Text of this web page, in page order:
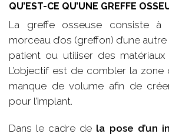
QU’EST-CE QU’UNE GREFFE
La greffe osseuse consiste à
morceau d’os (greffon) d’une
patient ou utiliser des matériaux
L’objectif est de combler la zone
manque de volume afin de
pour l’implant.
Dans le cadre de la pose d’un